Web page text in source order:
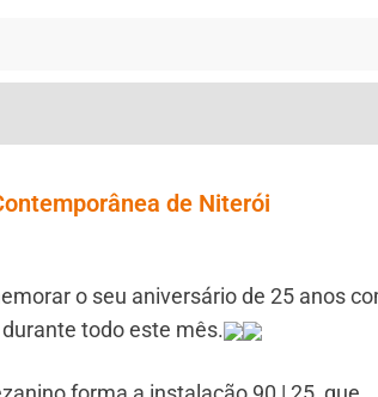
de Niterói
o seu aniversário de 25 anos
todo este mês.